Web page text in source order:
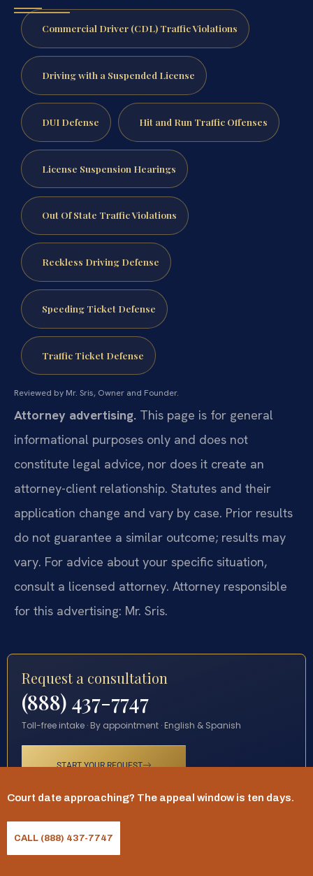
Commercial Driver (CDL) Traffic Violations
Driving with a Suspended License
DUI Defense Hit and Run Traffic Offenses
License Suspension Hearings
Out Of State Traffic Violations
Reckless Driving Defense
Speeding Ticket Defense
Traffic Ticket Defense
Reviewed by Mr. Sris, Owner and Founder.
Attorney advertising. This page is for general
informational purposes only and does not
constitute legal advice, nor does it create an
attorney-client relationship. Statutes and their
application change and vary by case. Prior results
do not guarantee a similar outcome; results may
vary. For advice about your specific situation,
consult a licensed attorney. Attorney responsible
for this advertising: Mr. Sris.
Request a consultation
(888) 437-7747
Toll-free intake · By appointment · English & Spanish
START YOUR REQUEST
Court date approaching? The appeal window is ten days.
CALL (888) 437-7747